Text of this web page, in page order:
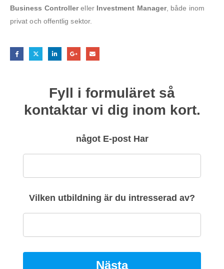
Business Controllereller Investment Manager, både inom
privat och offentlig sektor.
Fyll i formuläret så
kontaktar vi dig inom kort.
något E-post Har
Vilken utbildning är du intresserad av?
Nästa